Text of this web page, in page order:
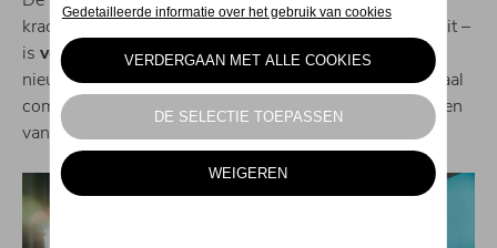
krachtiger, comfortabeler en geconnecteerder is dan ooit –
is verkozen tot 'de favoriete SUV van families'
nieuwePassatbiedt dan weer extra ruimte voor optimaal
comfort, inspireert met zijn sportief design en is voorzien
van innovatieve technologieën.